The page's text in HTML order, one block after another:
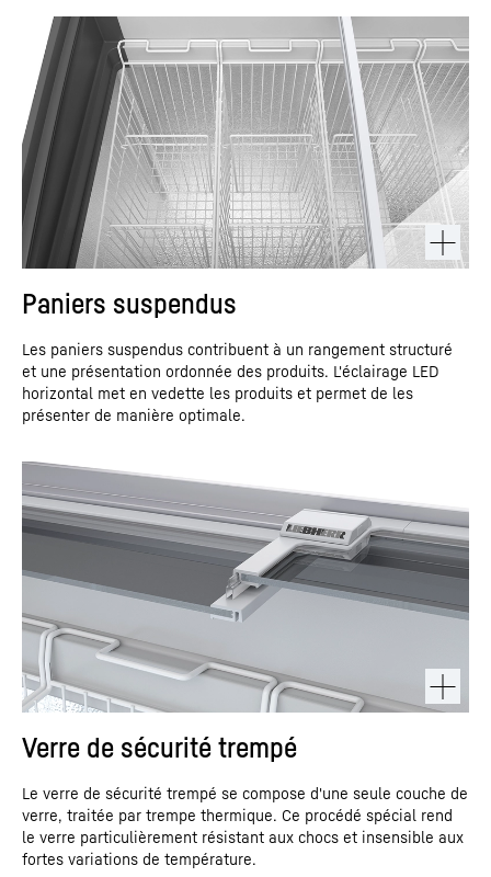
Paniers suspendus
Les paniers suspendus contribuent à un rangement structuré
et une présentation ordonnée des produits. L'éclairage LED
horizontal met en vedette les produits et permet de les
présenter de manière optimale.
Verre de sécurité trempé
Le verre de sécurité trempé se compose d'une seule couche de
verre, traitée par trempe thermique. Ce procédé spécial rend
le verre particulièrement résistant aux chocs et insensible aux
fortes variations de température.